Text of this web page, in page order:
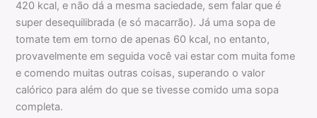
420 kcal, e não dá a mesma saciedade, sem falar que é
super desequilibrada (e só macarrão). Já uma sopa de
tomate tem em torno de apenas 60 kcal, no entanto,
provavelmente em seguida você vai estar com muita fome
e comendo muitas outras coisas, superando o valor
calórico para além do que se tivesse comido uma sopa
completa.